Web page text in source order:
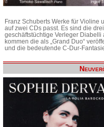
Franz Schuberts Werke für Violine
auf zwei CDs passt. Es sind die
geschäftstüchtige Verleger Diabelli
kommen die als „Grand Duo“
und die bedeutende C-Dur-